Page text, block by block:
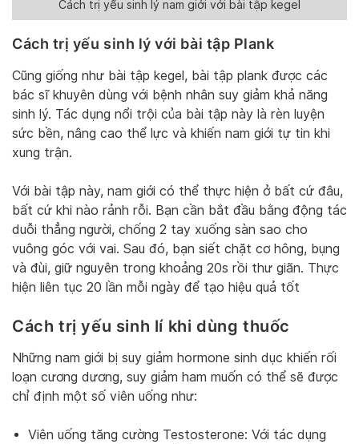
Cách trị yếu sinh lý nam giới với bài tập kegel
Cách trị yếu sinh lý với bài tập Plank
Cũng giống như bài tập kegel, bài tập plank được các
bác sĩ khuyên dùng với bệnh nhân suy giảm khả năng
sinh lý. Tác dụng nổi trội của bài tập này là rèn luyện
sức bền, nâng cao thể lực và khiến nam giới tự tin khi
xung trận.
Với bài tập này, nam giới có thể thực hiện ở bất cứ đâu,
bất cứ khi nào rảnh rỗi. Bạn cần bắt đầu bằng động tác
duỗi thẳng người, chống 2 tay xuống sàn sao cho
vuông góc với vai. Sau đó, bạn siết chặt cơ hông, bụng
và đùi, giữ nguyên trong khoảng 20s rồi thư giãn. Thực
hiện liên tục 20 lần mỗi ngày để tạo hiệu quả tốt
Cách trị yếu sinh lí khi dùng thuốc
Những nam giới bị suy giảm hormone sinh dục khiến rối
loạn cương dương, suy giảm ham muốn có thể sẽ được
chỉ định một số viên uống như:
Viên uống tăng cường Testosterone: Với tác dụng